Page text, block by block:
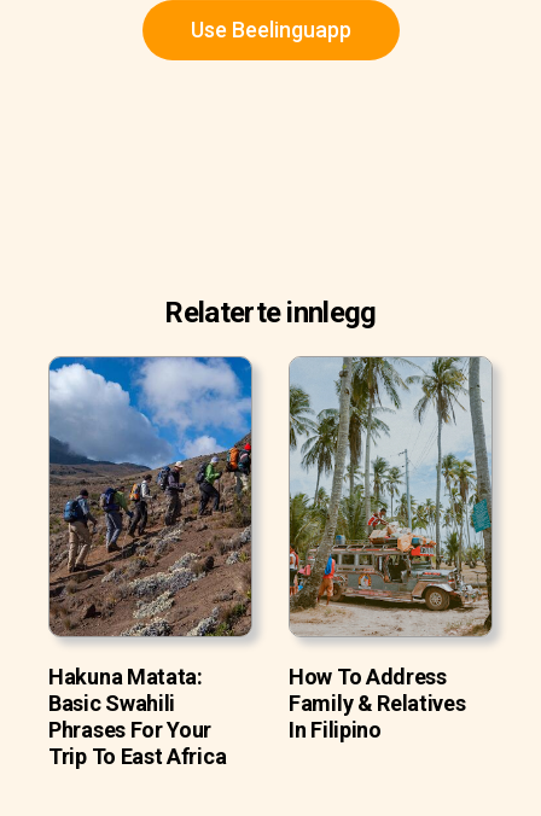
Use Beelinguapp
Relaterte innlegg
Hakuna Matata:
Basic Swahili
Phrases For Your
Trip To East Africa
How To Address
Family & Relatives
In Filipino